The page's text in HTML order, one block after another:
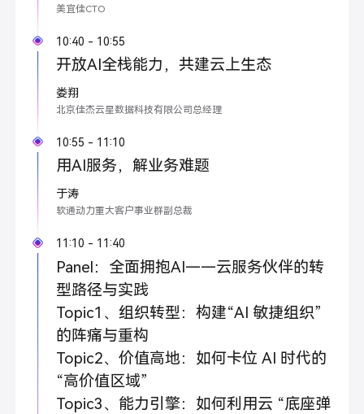
美宜佳CTO
10:40 - 10:55
开放AI全栈能力，共建云上生态
娄翔
北京佳杰云星数据科技有限公司总经理
10:55 - 11:10
用AI服务，解业务难题
于涛
软通动力重大客户事业群副总裁
11:10 - 11:40
Panel：全面拥抱AI——云服务伙伴的转
型路径与实践
Topic1、组织转型：构建“AI 敏捷组织”
的阵痛与重构
Topic2、价值高地：如何卡位 AI 时代的
“高价值区域”
Topic3、能力引擎：如何利用云 “底座弹